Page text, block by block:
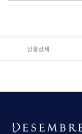
상품상세